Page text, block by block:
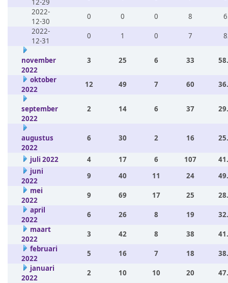
12-29
2022-
12-30
0 0 0 8
2022-
12-31
0 1 0 7
november
2022
3 25 6 33
oktober
2022
12 49 7 60
september
2022
2 14 6 37
augustus
2022
6 30 2 16
juli 2022 4 17 6 107
juni
2022
9 40 11 24
mei
2022
9 69 17 25
april
2022
6 26 8 19
maart
2022
3 42 8 38
februari
2022
5 16 7 18
januari
2022
2 10 10 20